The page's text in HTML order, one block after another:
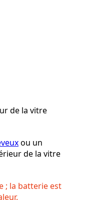
de la vitre
ou un
de la vitre
; la batterie est